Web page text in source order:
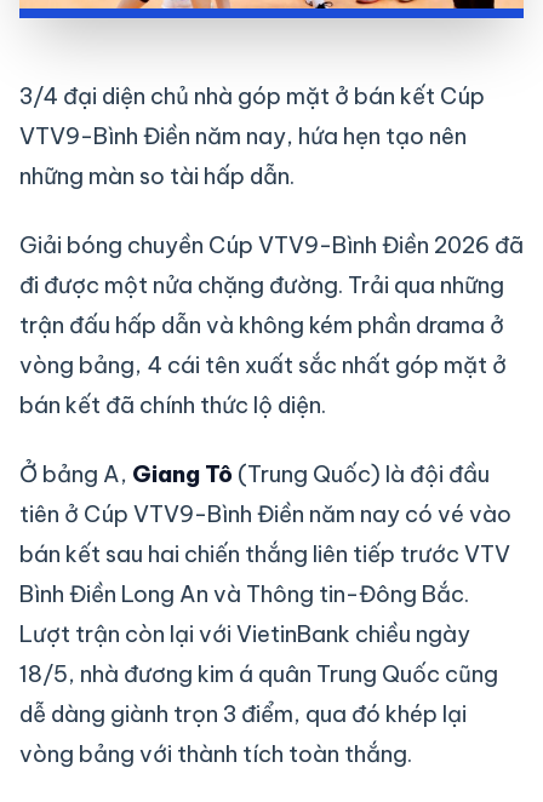
3/4 đại diện chủ nhà góp mặt ở bán kết Cúp
VTV9-Bình Điền năm nay, hứa hẹn tạo nên
những màn so tài hấp dẫn.
Giải bóng chuyền Cúp VTV9-Bình Điền 2026 đã
đi được một nửa chặng đường. Trải qua những
trận đấu hấp dẫn và không kém phần drama ở
vòng bảng, 4 cái tên xuất sắc nhất góp mặt ở
bán kết đã chính thức lộ diện.
Ở bảng A, Giang Tô (Trung Quốc) là đội đầu
tiên ở Cúp VTV9-Bình Điền năm nay có vé vào
bán kết sau hai chiến thắng liên tiếp trước VTV
Bình Điền Long An và Thông tin-Đông Bắc.
Lượt trận còn lại với VietinBank chiều ngày
18/5, nhà đương kim á quân Trung Quốc cũng
dễ dàng giành trọn 3 điểm, qua đó khép lại
vòng bảng với thành tích toàn thắng.